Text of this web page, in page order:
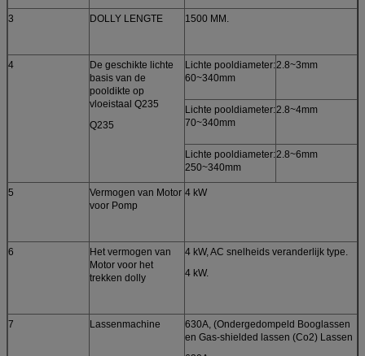
3 DOLLY LENGTE 1500 MM.
4
De geschikte lichte
basis van de
pooldikte op
vloeistaal Q235
Q235
Lichte pooldiameter:
60~340mm
2.8~3mm
Lichte pooldiameter:
70~340mm
2.8~4mm
Lichte pooldiameter:
250~340mm
2.8~6mm
5
Vermogen van Motor
voor Pomp
4 kW
6
Het vermogen van
Motor voor het
trekken dolly
4 kW, AC snelheids veranderlijk type.
4 kW.
7 Lassenmachine
630A, (Ondergedompeld Booglassen
en Gas-shielded lassen (Co2) Lassen